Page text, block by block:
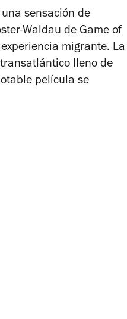
sensación de
Waldau de Game of
migrante. La
lleno de
película se